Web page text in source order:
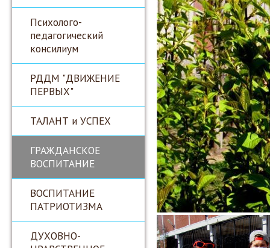
Психолого-
педагогический
консилиум
РДДМ "ДВИЖЕНИЕ
ПЕРВЫХ"
ТАЛАНТ и УСПЕХ
ГРАЖДАНСКОЕ
ВОСПИТАНИЕ
ВОСПИТАНИЕ
ПАТРИОТИЗМА
ДУХОВНО-